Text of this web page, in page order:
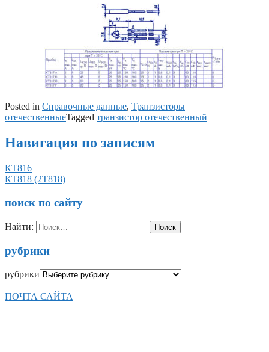
Posted in Справочные данные, Транзисторы
отечественныеTagged транзистор отечественный
Навигация по записям
КТ816
КТ818 (2Т818)
поиск по сайту
Найти:
рубрики
рубрики
ПОЧТА САЙТА